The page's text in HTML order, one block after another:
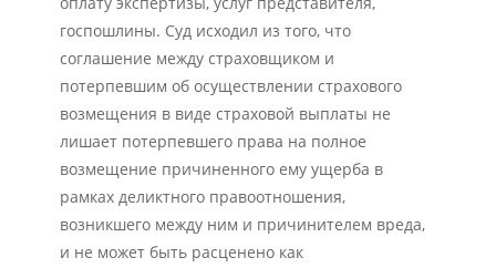
госпошлины. Суд исходил из того, что
соглашение между страховщиком и
потерпевшим об осуществлении страхового
возмещения в виде страховой выплаты не
лишает потерпевшего права на полное
возмещение причиненного ему ущерба в
рамках деликтного правоотношения,
возникшего между ним и причинителем вреда,
и не может быть расценено как